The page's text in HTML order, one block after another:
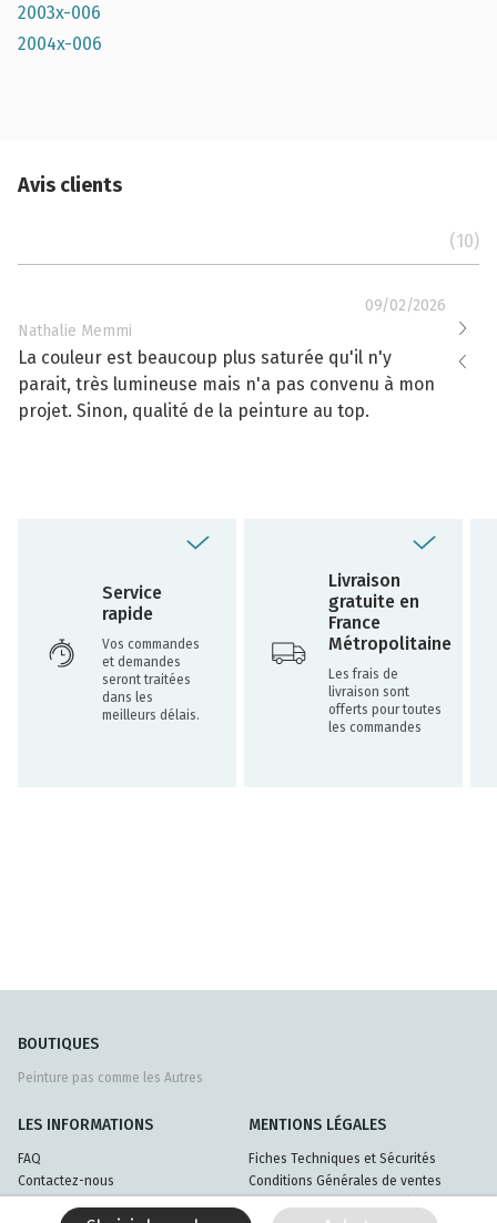
2003x-006
2004x-006
Avis clients
(10)
09/02/2026
Nathalie Memmi
La couleur est beaucoup plus saturée qu'il n'y
parait, très lumineuse mais n'a pas convenu à mon
projet. Sinon, qualité de la peinture au top.
La
Service
rapide
Vos commandes
et demandes
seront traitées
dans les
meilleurs délais.
Livraison
gratuite en
France
Métropolitaine
Les frais de
livraison sont
offerts pour toutes
les commandes
BOUTIQUES
Peinture pas comme les Autres
LES INFORMATIONS
FAQ
Contactez-nous
MENTIONS LÉGALES
Fiches Techniques et Sécurités
Conditions Générales de ventes